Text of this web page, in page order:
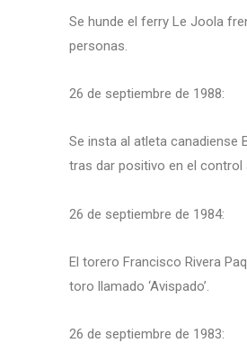
Se hunde el ferry Le Joola
personas.
26 de septiembre de 1988:
Se insta al atleta canadiense
tras dar positivo en el control
26 de septiembre de 1984:
El torero Francisco Rivera
toro llamado ‘Avispado’.
26 de septiembre de 1983: